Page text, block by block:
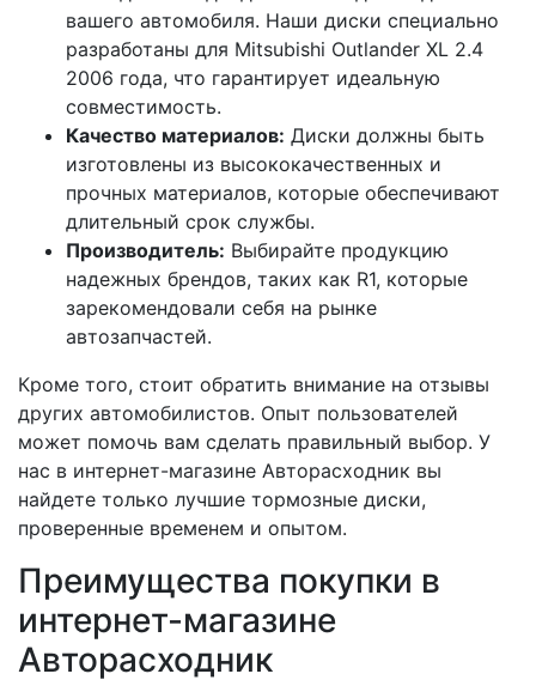
вашего автомобиля. Наши диски специально
разработаны для Mitsubishi Outlander XL 2.4
2006 года, что гарантирует идеальную
совместимость.
Качество материалов: Диски должны быть
изготовлены из высококачественных и
прочных материалов, которые обеспечивают
длительный срок службы.
Производитель: Выбирайте продукцию
надежных брендов, таких как R1, которые
зарекомендовали себя на рынке
автозапчастей.
Кроме того, стоит обратить внимание на отзывы
других автомобилистов. Опыт пользователей
может помочь вам сделать правильный выбор. У
нас в интернет-магазине Авторасходник вы
найдете только лучшие тормозные диски,
проверенные временем и опытом.
Преимущества покупки в
интернет-магазине
Авторасходник